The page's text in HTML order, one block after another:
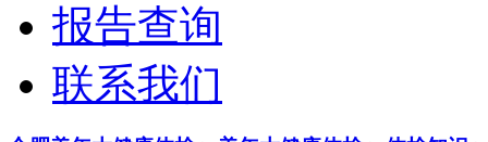
报告查询
联系我们